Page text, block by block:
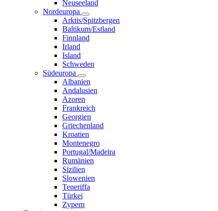
Neuseeland
Nordeuropa
Arktis/Spitzbergen
Baltikum/Estland
Finnland
Irland
Island
Schweden
Südeuropa
Albanien
Andalusien
Azoren
Frankreich
Georgien
Griechenland
Kroatien
Montenegro
Portugal/Madeira
Rumänien
Sizilien
Slowenien
Teneriffa
Türkei
Zypern